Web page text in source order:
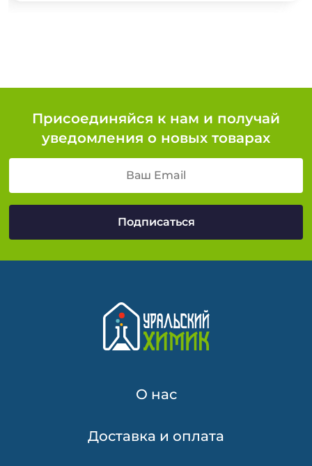
Присоединяйся к нам и получай
уведомления о новых товарах
О нас
Доставка и оплата